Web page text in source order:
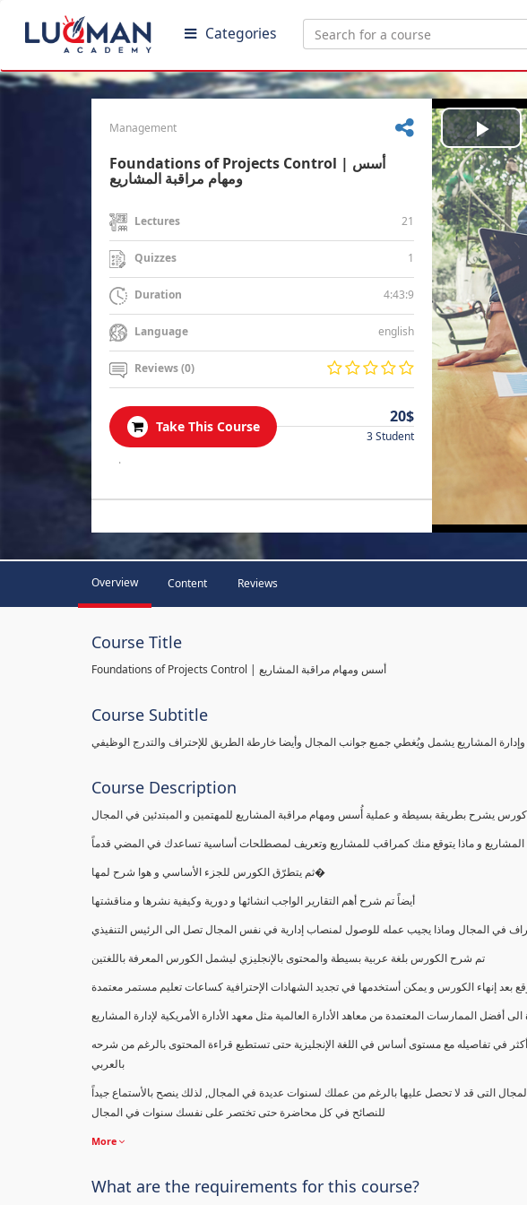
Categories
Management
Foundations of Projects Control | أسس
ومهام مراقبة المشاريع
Lectures 21
Quizzes 1
Duration 4:43:9
Language english
Reviews (0)
Take This Course
20$
3 Student
.
Overview Content Reviews
Course Title
Foundations of Projects Control | أسس ومهام مراقبة المشاريع
Course Subtitle
وإدارة المشاريع يشمل ويُغطي جميع جوانب المجال وأيضا خارطة الطريق للإحتراف والتدرج الوظيفي
Course Description
كورس يشرح بطريقة بسيطة و عملية أُسس ومهام مراقبة المشاريع للمهتمين و المبتدئين في المجال
المشاريع و ماذا يتوقع منك كمراقب للمشاريع وتعريف لمصطلحات أساسية تساعدك في المضي قدماً
ثم يتطرّق الكورس للجزء الأساسي و هوا شرح لمها�
أيضاً تم شرح أهم التقارير الواجب انشائها و دورية وكيفية نشرها و مناقشتها
في المجال وماذا يجيب عمله للوصول لمنصاب إدارية في نفس المجال تصل الى الرئيس التنفيذي
تم شرح الكورس بلغة عربية بسيطة والمحتوى بالإنجليزي ليشمل الكورس المعرفة باللغتين
بعد إنهاء الكورس و يمكن أستخدمها في تجديد الشهادات الإحترافية كساعات تعليم مستمر معتمدة
الممارسات المعتمدة من معاهد الأدارة العالمية مثل معهد الأدارة الأمريكية لإدارة المشاريع
في تفاصيله مع مستوى أساس في اللغة الإنجليزية حتى تستطيع قراءة المحتوى بالرغم من شرحه
بالعربي
التى قد لا تحصل عليها بالرغم من عملك لسنوات عديدة في المجال, لذلك ينصح بالأستماع جيداً
للنصائح في كل محاضرة حتى تختصر على نفسك سنوات في المجال
More
What are the requirements for this course?